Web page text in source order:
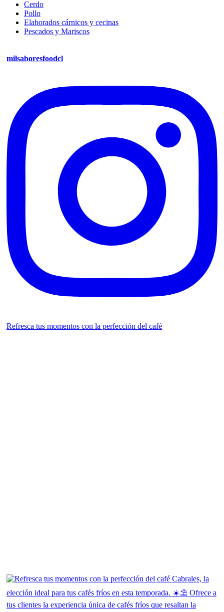
Cerdo
Pollo
Elaborados cárnicos y cecinas
Pescados y Mariscos
milsaboresfoodcl
Refresca tus momentos con la perfección del café